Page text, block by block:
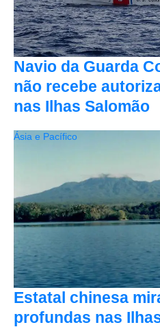
Navio da Guarda
não recebe
nas Ilhas Salomão
Estatal chinesa
profundas nas
Ásia e Pacífico